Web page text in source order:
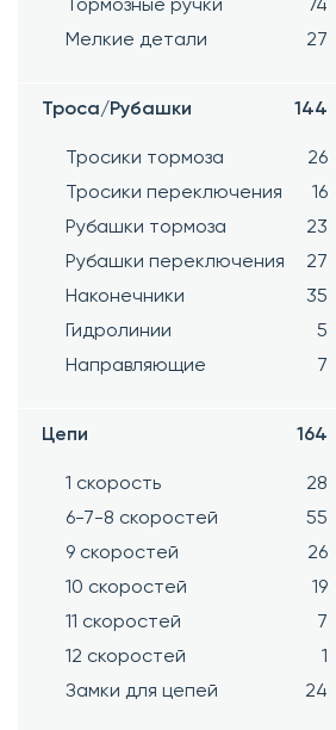
Тормозные ручки
74
Мелкие детали
27
Троса/Рубашки 144
Тросики тормоза
26
Тросики переключения
16
Рубашки тормоза
23
Рубашки переключения
27
Наконечники
35
Гидролинии
5
Направляющие
7
Цепи 164
1 скорость
28
6-7-8 скоростей
55
9 скоростей
26
10 скоростей
19
11 скоростей
7
12 скоростей
1
Замки для цепей
24